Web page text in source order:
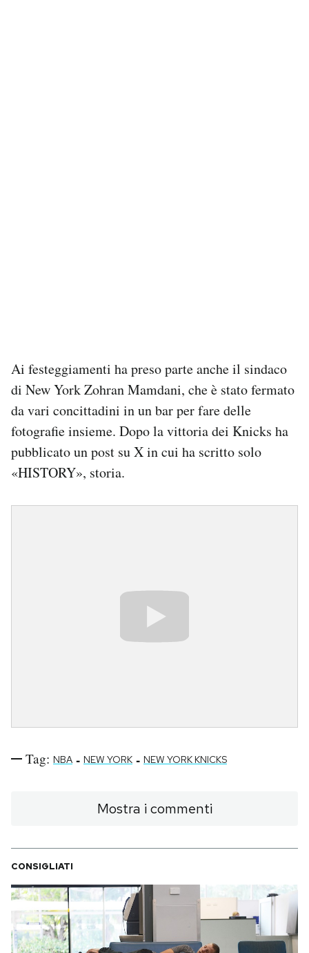
Ai festeggiamenti ha preso parte anche il sindaco
di New York Zohran Mamdani, che è stato fermato
da vari concittadini in un bar per fare delle
fotografie insieme. Dopo la vittoria dei Knicks ha
pubblicato un post su X in cui ha scritto solo
«HISTORY», storia.
Tag: NBA - NEW YORK - NEW YORK KNICKS
Mostra i commenti
CONSIGLIATI